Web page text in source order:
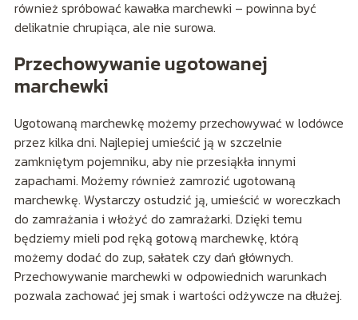
również spróbować kawałka marchewki – powinna być
delikatnie chrupiąca, ale nie surowa.
Przechowywanie ugotowanej
marchewki
Ugotowaną marchewkę możemy przechowywać w lodówce
przez kilka dni. Najlepiej umieścić ją w szczelnie
zamkniętym pojemniku, aby nie przesiąkła innymi
zapachami. Możemy również zamrozić ugotowaną
marchewkę. Wystarczy ostudzić ją, umieścić w woreczkach
do zamrażania i włożyć do zamrażarki. Dzięki temu
będziemy mieli pod ręką gotową marchewkę, którą
możemy dodać do zup, sałatek czy dań głównych.
Przechowywanie marchewki w odpowiednich warunkach
pozwala zachować jej smak i wartości odżywcze na dłużej.